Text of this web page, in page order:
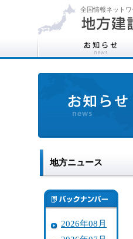
全国情報ネット
地方ニュース
2026年08月